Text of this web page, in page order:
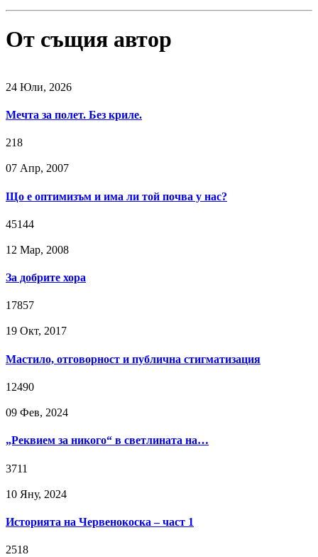
От същия автор
24 Юли, 2026
Мечта за полет. Без криле.
218
07 Апр, 2007
Що е оптимизъм и има ли той почва у нас?
45144
12 Мар, 2008
За добрите хора
17857
19 Окт, 2017
Мастило, отговорност и публична стигматизация
12490
09 Фев, 2024
„Реквием за никого“ в светлината на…
3711
10 Яну, 2024
Историята на Червенокоска – част 1
2518